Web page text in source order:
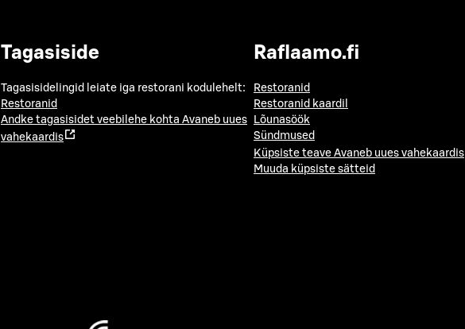
Tagasiside
Tagasisidelingid leiate iga restorani kodulehelt:
Restoranid
Andke tagasisidet veebilehe kohta Avaneb uues
vahekaardis
Raflaamo.fi
Restoranid
Restoranid kaardil
Lõunasöök
Sündmused
Küpsiste teave Avaneb uues vahekaardis
Muuda küpsiste sätteid